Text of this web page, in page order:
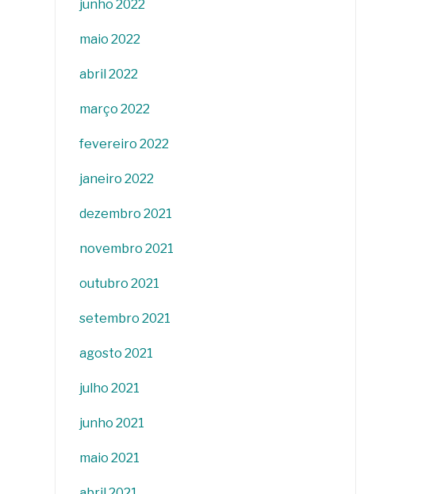
junho 2022
maio 2022
abril 2022
março 2022
fevereiro 2022
janeiro 2022
dezembro 2021
novembro 2021
outubro 2021
setembro 2021
agosto 2021
julho 2021
junho 2021
maio 2021